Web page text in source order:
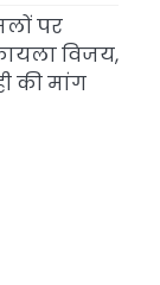
पर
विजय,
की मांग